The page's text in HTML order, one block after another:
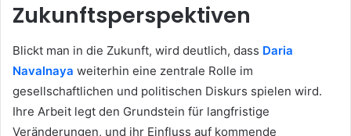
Zukunftsperspektiven
Blickt man in die Zukunft, wird deutlich, dass Daria
Navalnaya weiterhin eine zentrale Rolle im
gesellschaftlichen und politischen Diskurs spielen wird.
Ihre Arbeit legt den Grundstein für langfristige
Veränderungen, und ihr Einfluss auf kommende